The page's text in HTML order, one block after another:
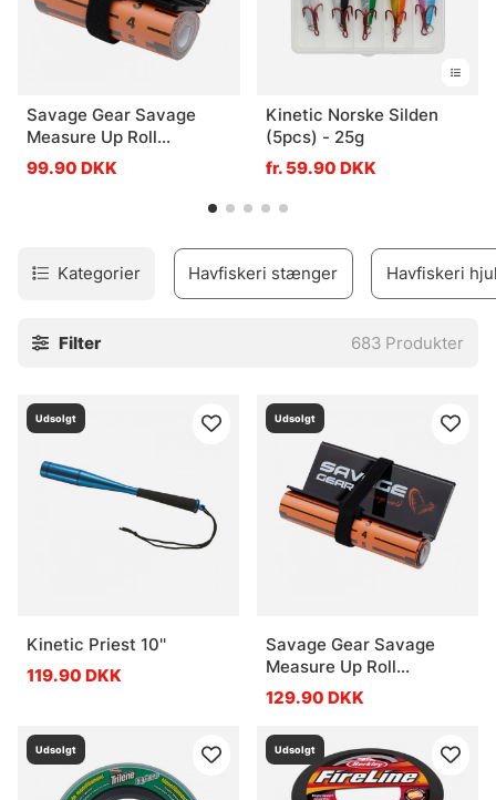
Savage Gear Savage
Measure Up Roll
8x130cm
99.90 DKK
Kinetic Norske Silden
(5pcs) - 25g
fr. 59.90 DKK
Kategorier Havfiskeri stænger Havfiskeri
Filter 683 Produkter
Udsolgt
Kinetic Priest 10''
119.90 DKK
Udsolgt
Savage Gear Savage
Measure Up Roll
13x130cm
129.90 DKK
Udsolgt Udsolgt